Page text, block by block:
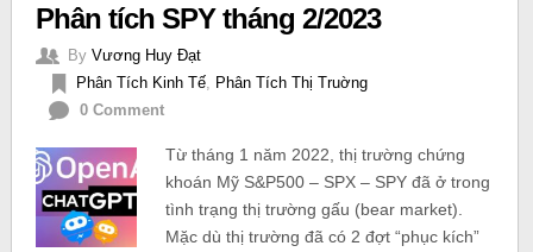
Phân tích SPY tháng 2/2023
By Vương Huy Đạt
Phân Tích Kinh Tế, Phân Tích Thị Truờng
0 Comment
Từ tháng 1 năm 2022, thị trường chứng
khoán Mỹ S&P500 – SPX – SPY đã ở trong
tình trạng thị trường gấu (bear market).
Mặc dù thị trường đã có 2 đợt “phục kích”